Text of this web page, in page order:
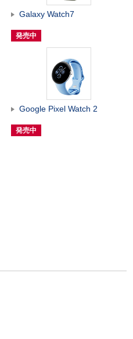
Galaxy Watch7
発売中
Google Pixel Watch 2
発売中